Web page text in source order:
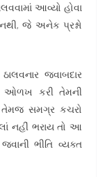
આવ્યો હોવા
નથી, જે અનેક પ્રશ્નો
જવાબદાર
ઓળખ કરી તેમની
તેમજ સમગ્ર કચરો
નહીં ભરાય તો આ
ભીતિ વ્યક્ત